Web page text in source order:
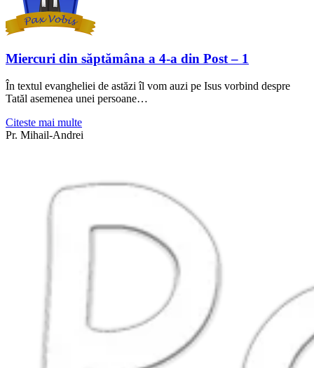
Miercuri din săptămâna a 4-a din Post – 1
În textul evangheliei de astăzi îl vom auzi pe Isus vorbind despre
Tatăl asemenea unei persoane…
Citeste mai multe
Pr. Mihail-Andrei